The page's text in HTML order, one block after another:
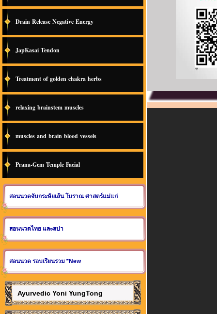
Drain Release Negative Energy
JapKasai Tendon
Treatment of golden chakra herbs
relaxing brainstem muscles
muscles and brain blood vessels
Prana-Gem Temple Facial
สอนนวดจับกระษัยเส้น โบราณ ศาสตร์แม่แก่
สอนนวดไทย และสปา
สอนนวด รอบเรียนรวม *New
Ayurvedic Yoni YungTong